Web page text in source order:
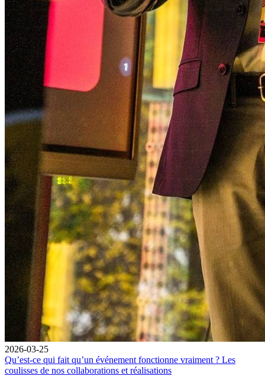
2026-03-25
Qu’est-ce qui fait qu’un événement fonctionne vraiment ? Les
coulisses de nos collaborations et réalisations